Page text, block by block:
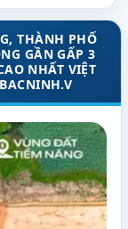
THÀNH PHỐ
GẦN GẤP 3
NHẤT VIỆT